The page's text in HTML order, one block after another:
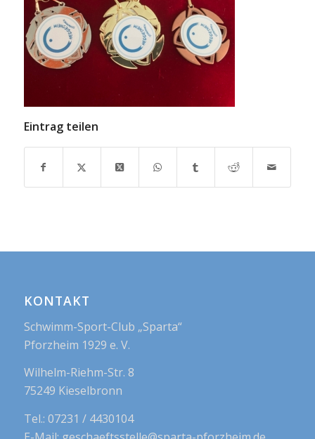
Eintrag teilen
KONTAKT
Schwimm-Sport-Club „Sparta“
Pforzheim 1929 e. V.
Wilhelm-Riehm-Str. 8
75249 Kieselbronn
Tel.: 07231 / 4430104